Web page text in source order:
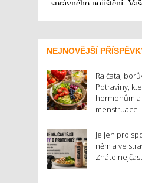
NEJNOVĚJŠÍ
Rajčata,
Potraviny,
hormonům
menstruace
Je jen pro
něm a ve
Znáte